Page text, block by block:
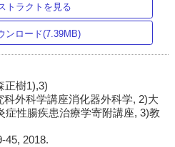
トラクトを見る
ンロード(7.39MB)
正樹1),3)
外科学講座消化器外科学, 2)大
症性腸疾患治療学寄附講座, 3)教
45, 2018.